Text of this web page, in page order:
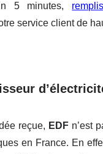
5 minutes,
service client de
reçue, EDFn’est
en France. En